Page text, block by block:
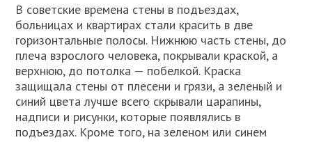
В советские времена стены в подъездах,
больницах и квартирах стали красить в две
горизонтальные полосы. Нижнюю часть стены, до
плеча взрослого человека, покрывали краской, а
верхнюю, до потолка — побелкой. Краска
защищала стены от плесени и грязи, а зеленый и
синий цвета лучше всего скрывали царапины,
надписи и рисунки, которые появлялись в
подъездах. Кроме того, на зеленом или синем